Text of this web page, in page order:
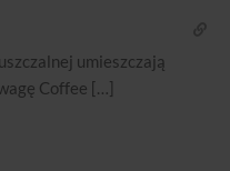
umieszczają
Coffee […]